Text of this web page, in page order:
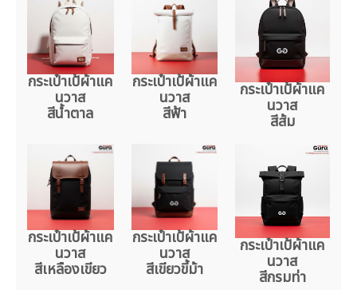
กระเป๋าเป้ผ้าแค
นวาส
สีน้ำตาล
กระเป๋าเป้ผ้าแค
นวาส
สีฟ้า
กระเป๋าเป้ผ้าแค
นวาส
สีส้ม
กระเป๋าเป้ผ้าแค
นวาส
สีเหลืองเขียว
กระเป๋าเป้ผ้าแค
นวาส
สีเขียวขี้ม้า
กระเป๋าเป้ผ้าแค
นวาส
สีกรมท่า